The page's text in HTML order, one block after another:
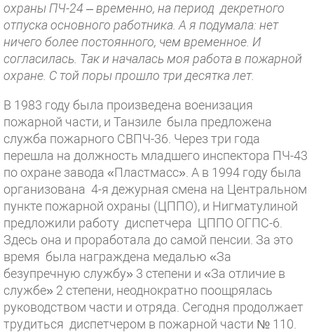
охраны ПЧ-24 – временно, на период декретного
отпуска основного работника. А я подумала: нет
ничего более постоянного, чем временное. И
согласилась. Так и началась моя работа в пожарной
охране. С той поры прошло три десятка лет.
В 1983 году была произведена военизация
пожарной части, и Танзиле была предложена
служба пожарного СВПЧ-36. Через три года
перешла на должность младшего инспектора ПЧ-43
по охране завода «Пластмасс». А в 1994 году была
организована 4-я дежурная смена на Центральном
пункте пожарной охраны (ЦППО), и Нигматулиной
предложили работу диспетчера ЦППО ОГПС-6.
Здесь она и проработала до самой пенсии. За это
время была награждена медалью «За
безупречную службу» 3 степени и «За отличие в
службе» 2 степени, неоднократно поощрялась
руководством части и отряда. Сегодня продолжает
трудиться диспетчером в пожарной части № 110.